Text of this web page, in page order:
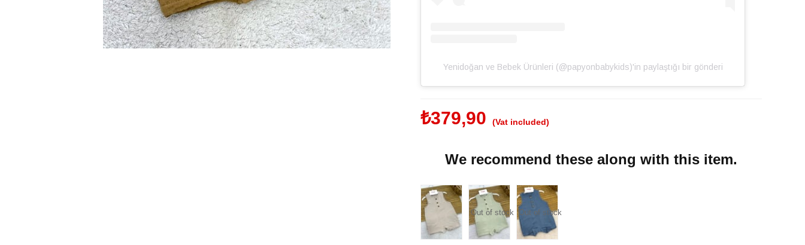
Yenidoğan ve Bebek Ürünleri (@papyonbabykids)'in paylaştığı bir gönderi
₺379,90 (Vat included)
We recommend these along with this item.
Out of stock Out of stock